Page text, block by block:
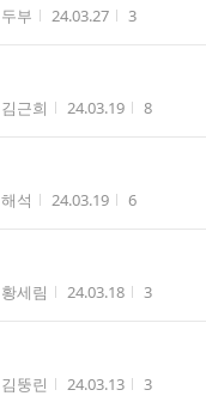
작성자
두부 작성시간
24.03.27 조회수
3
작성자
김근희 작성시간
24.03.19 조회수
8
작성자
해석 작성시간
24.03.19 조회수
6
작성자
황세림 작성시간
24.03.18 조회수
3
작성자
김뚱린 작성시간
24.03.13 조회수
3